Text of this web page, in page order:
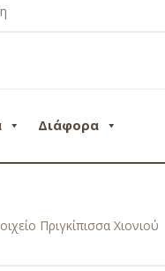
Διάφορα
Πριγκίπισσα Χιονιού